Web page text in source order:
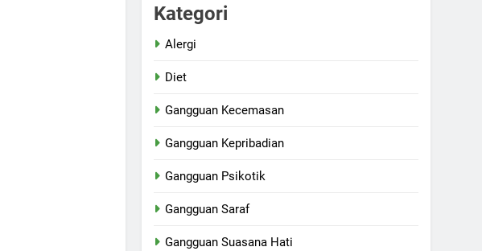
Kategori
Alergi
Diet
Gangguan Kecemasan
Gangguan Kepribadian
Gangguan Psikotik
Gangguan Saraf
Gangguan Suasana Hati